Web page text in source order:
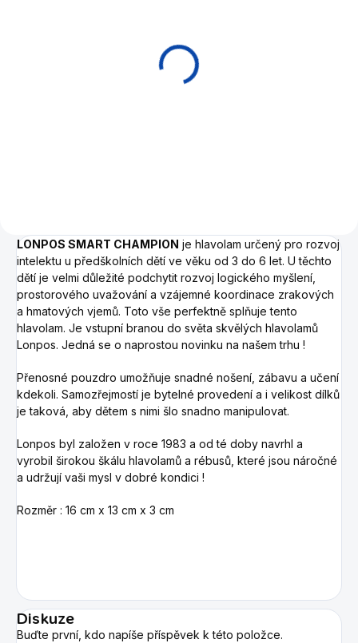
Hlavolam Andromeda
LONPOS SMART CHAMPION je hlavolam určený pro rozvoj
intelektu u předškolních dětí ve věku od 3 do 6 let. U těchto
dětí je velmi důležité podchytit rozvoj logického myšlení,
prostorového uvažování a vzájemné koordinace zrakových
a hmatových vjemů. Toto vše perfektně splňuje tento
hlavolam. Je vstupní branou do světa skvělých hlavolamů
Lonpos. Jedná se o naprostou novinku na našem trhu !
Přenosné pouzdro umožňuje snadné nošení, zábavu a učení
kdekoli. Samozřejmostí je bytelné provedení a i velikost dílků
je taková, aby dětem s nimi šlo snadno manipulovat.
Lonpos byl založen v roce 1983 a od té doby navrhl a
vyrobil širokou škálu hlavolamů a rébusů, které jsou náročné
a udržují vaši mysl v dobré kondici !
Rozměr : 16 cm x 13 cm x 3 cm
Diskuze
Buďte první, kdo napíše příspěvek k této položce.